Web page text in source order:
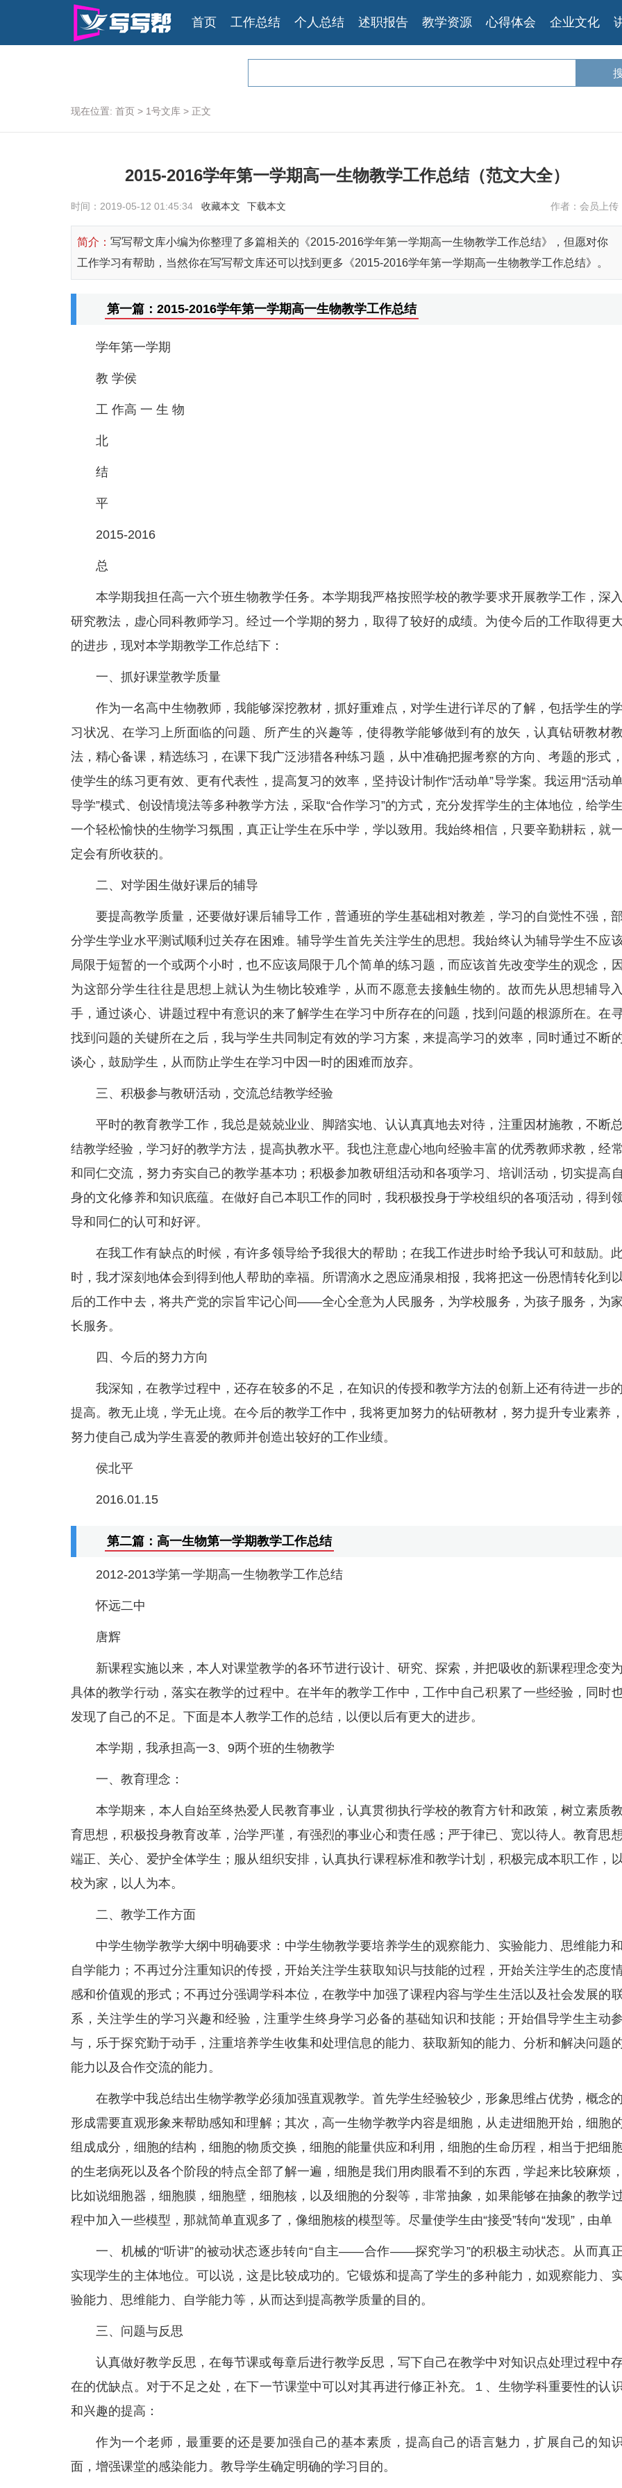
首页 工作总结 个人总结 述职报告 教学资源 心得体会 企业文化
现在位置: 首页 > 1号文库 > 正文
2015-2016学年第一学期高一生物教学工作总结（范文大全）
时间：2019-05-12 01:45:34 收藏本文 下载本文 作者：会员上传
简介： 写写帮文库小编为你整理了多篇相关的《2015-2016学年第一学期高一生物教学工作总结》，但愿对你
工作学习有帮助，当然你在写写帮文库还可以找到更多《2015-2016学年第一学期高一生物教学工作总结》。
第一篇：2015-2016学年第一学期高一生物教学工作总结
学年第一学期
教 学侯
工 作高 一 生 物
北
结
平
2015-2016
总
本学期我担任高一六个班生物教学任务。本学期我严格按照学校的教学要求开展教学工作，深入
研究教法，虚心同科教师学习。经过一个学期的努力，取得了较好的成绩。为使今后的工作取得更
的进步，现对本学期教学工作总结下：
一、抓好课堂教学质量
作为一名高中生物教师，我能够深挖教材，抓好重难点，对学生进行详尽的了解，包括学生的学
习状况、在学习上所面临的问题、所产生的兴趣等，使得教学能够做到有的放矢，认真钻研教材教
法，精心备课，精选练习，在课下我广泛涉猎各种练习题，从中准确把握考察的方向、考题的形式，
使学生的练习更有效、更有代表性，提高复习的效率，坚持设计制作“活动单”导学案。我运用“活动
导学”模式、创设情境法等多种教学方法，采取“合作学习”的方式，充分发挥学生的主体地位，给学生
一个轻松愉快的生物学习氛围，真正让学生在乐中学，学以致用。我始终相信，只要辛勤耕耘，就
定会有所收获的。
二、对学困生做好课后的辅导
要提高教学质量，还要做好课后辅导工作，普通班的学生基础相对教差，学习的自觉性不强，部
分学生学业水平测试顺利过关存在困难。辅导学生首先关注学生的思想。我始终认为辅导学生不应
局限于短暂的一个或两个小时，也不应该局限于几个简单的练习题，而应该首先改变学生的观念，因
为这部分学生往往是思想上就认为生物比较难学，从而不愿意去接触生物的。故而先从思想辅导入
手，通过谈心、讲题过程中有意识的来了解学生在学习中所存在的问题，找到问题的根源所在。在
找到问题的关键所在之后，我与学生共同制定有效的学习方案，来提高学习的效率，同时通过不断
谈心，鼓励学生，从而防止学生在学习中因一时的困难而放弃。
三、积极参与教研活动，交流总结教学经验
平时的教育教学工作，我总是兢兢业业、脚踏实地、认认真真地去对待，注重因材施教，不断总
结教学经验，学习好的教学方法，提高执教水平。我也注意虚心地向经验丰富的优秀教师求教，经常
和同仁交流，努力夯实自己的教学基本功；积极参加教研组活动和各项学习、培训活动，切实提高自
身的文化修养和知识底蕴。在做好自己本职工作的同时，我积极投身于学校组织的各项活动，得到
导和同仁的认可和好评。
在我工作有缺点的时候，有许多领导给予我很大的帮助；在我工作进步时给予我认可和鼓励。
时，我才深刻地体会到得到他人帮助的幸福。所谓滴水之恩应涌泉相报，我将把这一份恩情转化到
后的工作中去，将共产党的宗旨牢记心间――全心全意为人民服务，为学校服务，为孩子服务，为家
长服务。
四、今后的努力方向
我深知，在教学过程中，还存在较多的不足，在知识的传授和教学方法的创新上还有待进一步的
提高。教无止境，学无止境。在今后的教学工作中，我将更加努力的钻研教材，努力提升专业素养，
努力使自己成为学生喜爱的教师并创造出较好的工作业绩。
侯北平
2016.01.15
第二篇：高一生物第一学期教学工作总结
2012-2013学第一学期高一生物教学工作总结
怀远二中
唐辉
新课程实施以来，本人对课堂教学的各环节进行设计、研究、探索，并把吸收的新课程理念变为
具体的教学行动，落实在教学的过程中。在半年的教学工作中，工作中自己积累了一些经验，同时
发现了自己的不足。下面是本人教学工作的总结，以便以后有更大的进步。
本学期，我承担高一3、9两个班的生物教学
一、教育理念：
本学期来，本人自始至终热爱人民教育事业，认真贯彻执行学校的教育方针和政策，树立素质教
育思想，积极投身教育改革，治学严谨，有强烈的事业心和责任感；严于律已、宽以待人。教育思
端正、关心、爱护全体学生；服从组织安排，认真执行课程标准和教学计划，积极完成本职工作，
校为家，以人为本。
二、教学工作方面
中学生物学教学大纲中明确要求：中学生物教学要培养学生的观察能力、实验能力、思维能力和
自学能力；不再过分注重知识的传授，开始关注学生获取知识与技能的过程，开始关注学生的态度
感和价值观的形式；不再过分强调学科本位，在教学中加强了课程内容与学生生活以及社会发展的
系，关注学生的学习兴趣和经验，注重学生终身学习必备的基础知识和技能；开始倡导学生主动参
与，乐于探究勤于动手，注重培养学生收集和处理信息的能力、获取新知的能力、分析和解决问题
能力以及合作交流的能力。
在教学中我总结出生物学教学必须加强直观教学。首先学生经验较少，形象思维占优势，概念的
形成需要直观形象来帮助感知和理解；其次，高一生物学教学内容是细胞，从走进细胞开始，细胞
组成成分，细胞的结构，细胞的物质交换，细胞的能量供应和利用，细胞的生命历程，相当于把细
的生老病死以及各个阶段的特点全部了解一遍，细胞是我们用肉眼看不到的东西，学起来比较麻烦，
比如说细胞器，细胞膜，细胞壁，细胞核，以及细胞的分裂等，非常抽象，如果能够在抽象的教学
程中加入一些模型，那就简单直观多了，像细胞核的模型等。尽量使学生由“接受”转向“发现”，由单
一、机械的“听讲”的被动状态逐步转向“自主——合作——探究学习”的积极主动状态。从而真
实现学生的主体地位。可以说，这是比较成功的。它锻炼和提高了学生的多种能力，如观察能力、
验能力、思维能力、自学能力等，从而达到提高教学质量的目的。
三、问题与反思
认真做好教学反思，在每节课或每章后进行教学反思，写下自己在教学中对知识点处理过程中
在的优缺点。对于不足之处，在下一节课堂中可以对其再进行修正补充。１、生物学科重要性的认
和兴趣的提高：
作为一个老师，最重要的还是要加强自己的基本素质，提高自己的语言魅力，扩展自己的知
面，增强课堂的感染能力。教导学生确定明确的学习目的。